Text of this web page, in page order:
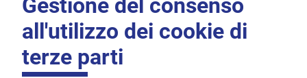
Gestione del consenso
all'utilizzo dei cookie di
terze parti